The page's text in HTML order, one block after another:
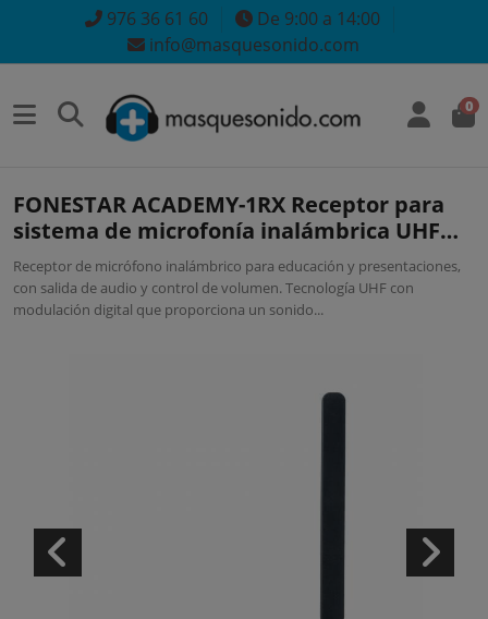
976 36 61 60
De 9:00 a 14:00
info@masquesonido.com
0
FONESTAR ACADEMY-1RX Receptor para
sistema de microfonía inalámbrica UHF
mod. ACADEMY-1
Receptor de micrófono inalámbrico para educación y presentaciones,
con salida de audio y control de volumen. Tecnología UHF con
modulación digital que proporciona un sonido...